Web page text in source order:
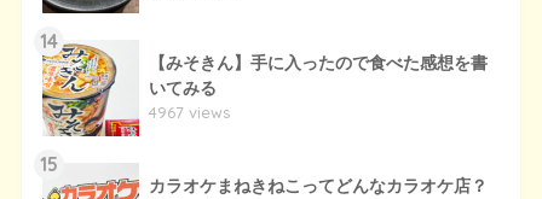
14
【みそきん】手に入ったので食べた感想を書
いてみる
4967 views
15
カラオケまねきねこってどんなカラオケ店？